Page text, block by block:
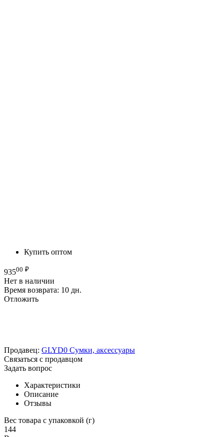
Купить оптом
93500 ₽
Нет в наличии
Время возврата: 10 дн.
Отложить
Продавец: GLYD0 Сумки, аксессуары
Связаться с продавцом
Задать вопрос
Характеристики
Описание
Отзывы
Вес товара с упаковкой (г)
144